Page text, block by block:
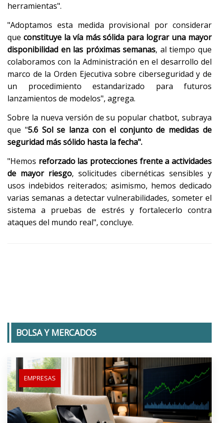
herramientas".
"Adoptamos esta medida provisional por considerar
que constituye la vía más sólida para lograr una mayor
disponibilidad en las próximas semanas, al tiempo que
colaboramos con la Administración en el desarrollo del
marco de la Orden Ejecutiva sobre ciberseguridad y de
un procedimiento estandarizado para futuros
lanzamientos de modelos", agrega.
Sobre la nueva versión de su popular chatbot, subraya
que "5.6 Sol se lanza con el conjunto de medidas de
seguridad más sólido hasta la fecha".
"Hemos reforzado las protecciones frente a actividades
de mayor riesgo, solicitudes cibernéticas sensibles y
usos indebidos reiterados; asimismo, hemos dedicado
varias semanas a detectar vulnerabilidades, someter el
sistema a pruebas de estrés y fortalecerlo contra
ataques del mundo real", concluye.
BOLSA Y MERCADOS
EMPRESAS